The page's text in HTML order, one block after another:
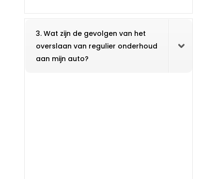
3. Wat zijn de gevolgen van het
overslaan van regulier onderhoud
aan mijn auto?